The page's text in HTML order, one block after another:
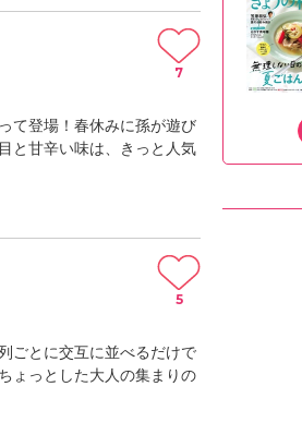
て登場！春休みに孫が遊び
と甘辛い味は、きっと人気
7
ごとに交互に並べるだけで
ょっとした大人の集まりの
5